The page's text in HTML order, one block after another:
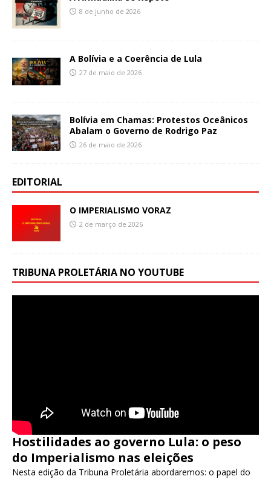
8 de junho de 2026
A Bolívia e a Coerência de Lula
27 de maio de 2026
Bolívia em Chamas: Protestos Oceânicos
Abalam o Governo de Rodrigo Paz
26 de maio de 2026
EDITORIAL
O IMPERIALISMO VORAZ
2 de março de 2026
TRIBUNA PROLETÁRIA NO YOUTUBE
Hostilidades ao governo Lula: o peso
do Imperialismo nas eleições
Nesta edição da Tribuna Proletária abordaremos: o papel do